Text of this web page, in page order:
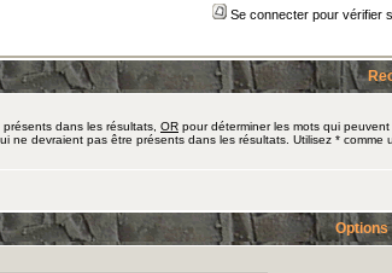
Se connecter pour vérifier
dans les résultats, OR pour déterminer les mots qui peuvent
ne devraient pas être présents dans les résultats. Utilisez * comme